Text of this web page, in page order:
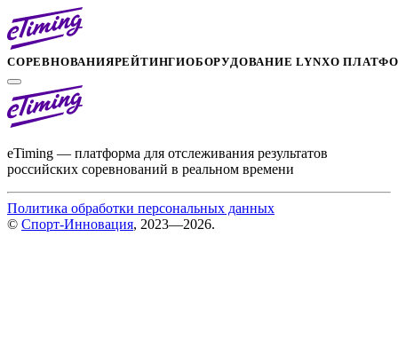
СОРЕВНОВАНИЯРЕЙТИНГИОБОРУДОВАНИЕ LYNXО
eTiming — платформа для отслеживания результатов
российских соревнований в реальном времени
Политика обработки персональных данных
© Спорт-Инновация, 2023—2026.